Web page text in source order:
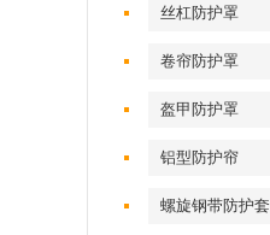
丝杠防护罩
卷帘防护罩
盔甲防护罩
铝型防护帘
螺旋钢带防护套